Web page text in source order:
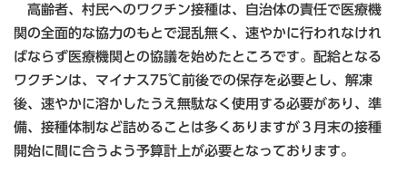
高齢者、村民へのワクチン接種は、自治体の責任で医療機
関の全面的な協力のもとで混乱無く、速やかに行われなけれ
ばならず医療機関との協議を始めたところです。配給となる
ワクチンは、マイナス75℃前後での保存を必要とし、解凍
後、速やかに溶かしたうえ無駄なく使用する必要があり、準
備、接種体制など詰めることは多くありますが３月末の接種
開始に間に合うよう予算計上が必要となっております。